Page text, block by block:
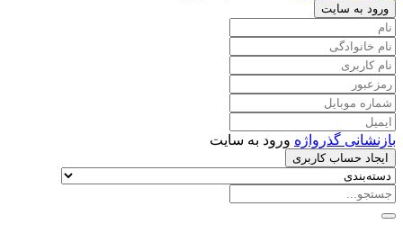
ورود به سایت
بازنشانی گذرواژه ورود به سایت
ایجاد حساب کاربری